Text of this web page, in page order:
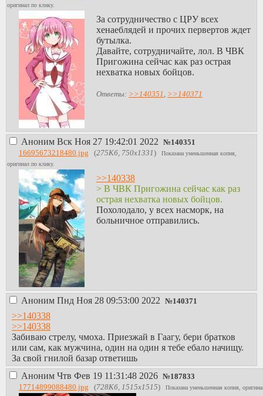
в сторону
сотрудничества с
оригинал по клику.
За сотрудничество с ЦРУ всех
хенаеблядей и прочих первертов ждет
бутылка.
Давайте, сотрудничайте, лол. В ЧВК
Пригожина сейчас как раз острая
нехватка новых бойцов.
Ответы: >>140351 , >>140371
Аноним Вск Ноя 27 19:42:01 2022 №140351
16695673218480.jpg (275Кб, 750x1331)
Показана уменьшенная копия,
оригинал по клику.
>>140338
> В ЧВК Пригожина сейчас как раз
острая нехватка новых бойцов.
Похолодало, у всех насморк, на
больничное отправились.
Аноним Пнд Ноя 28 09:53:00 2022 №140371
>>140338
>>140338
Забиваю стрелу, чмоха. Приезжай в Гаагу, бери братков
или сам, как мужчина, один на один я тебе ебало начищу.
За свой гнилой базар ответишь
Аноним Чтв Фев 19 11:31:48 2026 №187833
17714899088480.jpg (728Кб, 1515x1515) Показана уменьшенная копия,